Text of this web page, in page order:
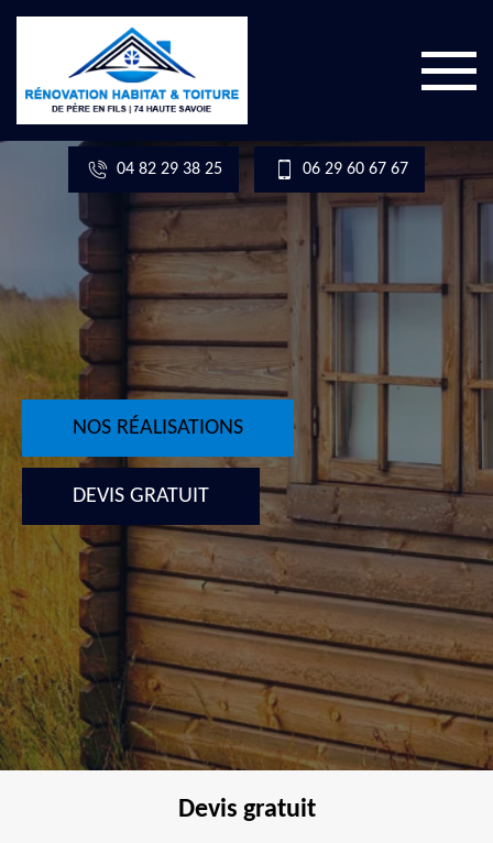
04 82 29 38 25 06 29 60 67 67
NOS RÉALISATIONS
DEVIS GRATUIT
Devis gratuit